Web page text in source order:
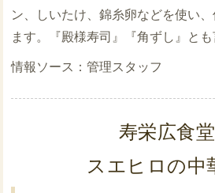
ン、しいたけ、錦糸卵などを使い
ます。『殿様寿司』『角ずし』とも
管理スタッフ
寿栄広食堂
スエヒロの中